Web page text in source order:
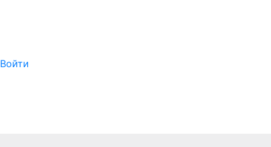
Войти